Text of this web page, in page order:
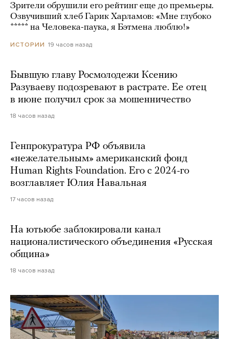
Зрители обрушили его рейтинг еще до премьеры.
Озвучивший хлеб Гарик Харламов: «Мне глубоко
***** на Человека-паука, я Бэтмена люблю!»
ИСТОРИИ 19 часов назад
Бывшую главу Росмолодежи Ксению
Разуваеву подозревают в растрате. Ее отец
в июне получил срок за мошенничество
18 часов назад
Генпрокуратура РФ объявила
«нежелательным» американский фонд
Human Rights Foundation. Его с 2024-го
возглавляет Юлия Навальная
17 часов назад
На ютьюбе заблокировали канал
националистического объединения «Русская
община»
18 часов назад